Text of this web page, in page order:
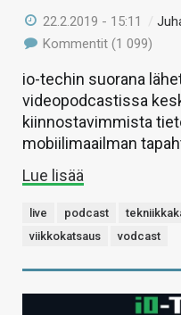
22.2.2019 - 15:11 /
Kommentit (1 099)
io-techin suorana
videopodcastissa
kiinnostavimmista
mobiilimaailman
Lue lisää
live podcast
viikkokatsaus
vodcast